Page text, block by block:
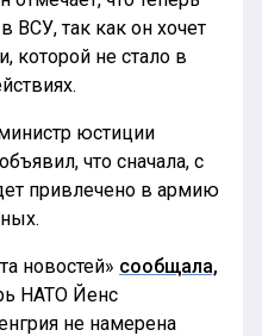
ВСУ, так как он хочет
которой не стало в
юстиции
что сначала, с
привлечено в армию
новостей» сообщала,
НАТО Йенс
не намерена